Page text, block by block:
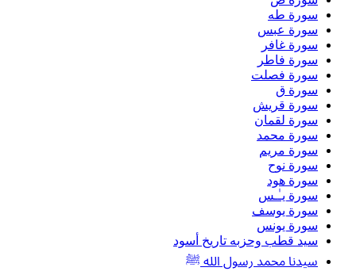
سورة طه
سورة عبس
سورة غافر
سورة فاطر
سورة فصلت
سورة ق
سورة قريش
سورة لقمان
سورة محمد
سورة مريم
سورة نوح
سورة هود
سورة يـٰـس
سورة يوسف
سورة يونس
سيد قطب وحزبه تاريخ أسود
سيدنا محمد رسول الله ﷺ